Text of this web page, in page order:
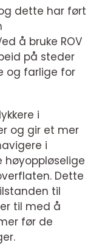
dette har ført
å bruke ROV
på steder
og farlige for
i
og gir et mer
i
høyoppløselige
Dette
til
til med å
før de